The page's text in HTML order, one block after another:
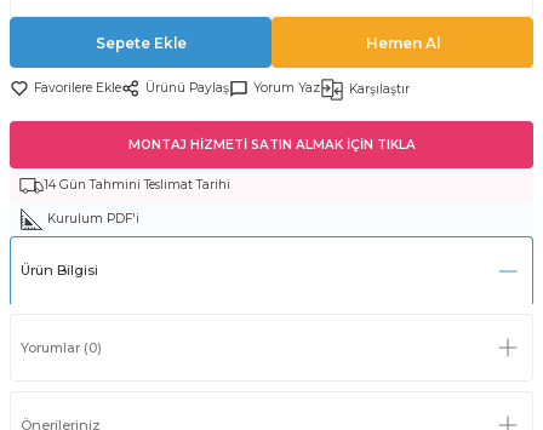
Sepete Ekle Hemen Al
Ürünü Paylaş Yorum Yaz Karşılaştır
MONTAJ HİZMETİ SATIN ALMAK İÇİN TIKLA
14 Gün Tahmini Teslimat Tarihi
Kurulum PDF'i
Ürün Bilgisi
Yorumlar (0)
Önerileriniz